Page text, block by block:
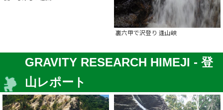
裏六甲で沢登り 逢山峡
GRAVITY RESEARCH HIMEJI - 登
山レポート